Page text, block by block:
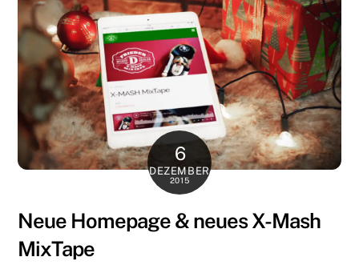
6
DEZEMBER
2015
Neue Homepage & neues X-Mash
MixTape